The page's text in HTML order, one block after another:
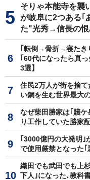
そりゃ本能寺を襲
が岐阜に2つある｢
た"光秀→信長の恨
｢転倒→骨折→寝たき
｢60代になったら真
3選】
住民2万人が街を捨
い銅を生む世界最大
なぜ柴田勝家は｢賤
り工作していた勝家
｢3000億円の大発明
で使用厳禁となった
織田でも武田でも上
下人｣になった､教科